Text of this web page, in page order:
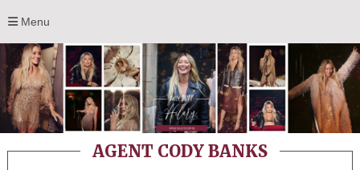
Menu
AGENT CODY BANKS